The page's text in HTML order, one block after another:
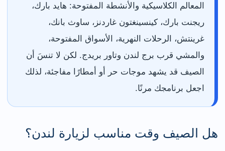
المعالم الكلاسيكية والأنشطة المفتوحة: هايد بارك،
ريجنت بارك، كينسينغتون غاردنز، ساوث بانك،
غرينتش، الرحلات النهرية، الأسواق المفتوحة،
والمشي قرب برج لندن وتاور بريدج. لكن لا تنسَ أن
الصيف قد يشهد موجات حر أو أمطارًا مفاجئة، لذلك
اجعل برنامجك مرنًا.
هل الصيف وقت مناسب لزيارة لندن؟